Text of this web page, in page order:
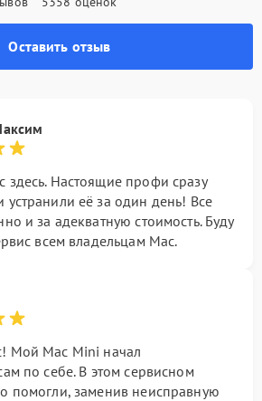
Оставить отзыв
здесь. Настоящие профи сразу
её за один день! Все
и за адекватную стоимость. Буду
всем владельцам Mac.
Мой Mac Mini начал
по себе. В этом сервисном
помогли, заменив неисправную